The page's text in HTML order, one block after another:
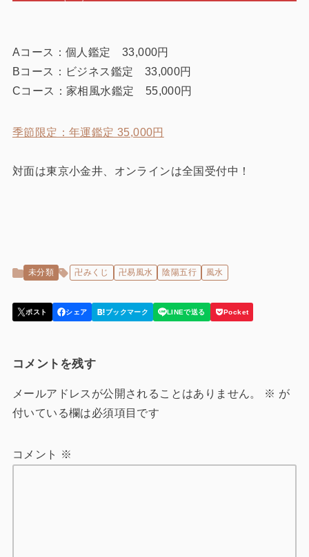
Aコース：個人鑑定 33,000円
Bコース：ビジネス鑑定 33,000円
Cコース：家相風水鑑定 55,000円
季節限定：年運鑑定 35,000円
対面は東京小金井、オンラインは全国受付中！
未分類 卍みくじ 卍易風水 陰陽五行 風水
コメントを残す
メールアドレスが公開されることはありません。 ※ が
付いている欄は必須項目です
コメント ※